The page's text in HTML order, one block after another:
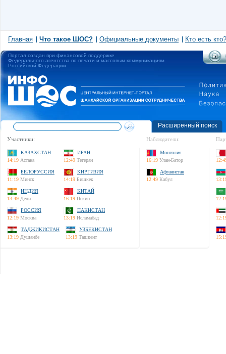
Главная Что такое ШОС? Официальные документы Кто есть кто?
Портал создан при финансовой поддержке
Федерального агентства по печати и массовым коммуникациям
Российской Федерации
Расширенный поиск
Участники:
КАЗАХСТАН
14:19 Астана
ИРАН
12:49 Тегеран
БЕЛОРУССИЯ
11:19 Минск
КИРГИЗИЯ
14:19 Бишкек
ИНДИЯ
13:49 Дели
КИТАЙ
16:19 Пекин
РОССИЯ
12:19 Москва
ПАКИСТАН
13:19 Исламабад
ТАДЖИКИСТАН
13:19 Душанбе
УЗБЕКИСТАН
13:19 Ташкент
Наблюдатели:
Монголия
16:19 Улан-Батор
Афганистан
12:49 Кабул